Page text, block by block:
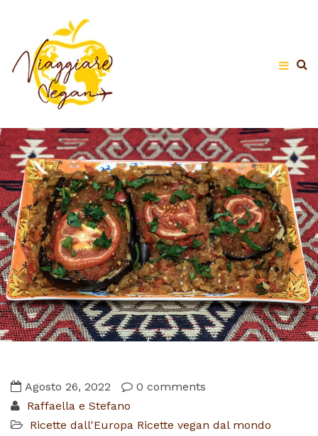
Agosto 26, 2022
0 comments
Raffaella e Stefano
Ricette dall'Europa Ricette vegan dal mondo